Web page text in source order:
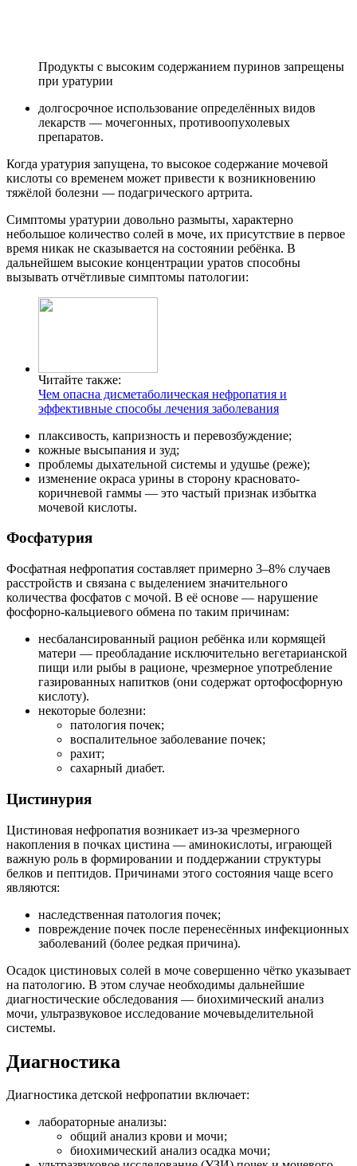
Продукты с высоким содержанием пуринов запрещены
при уратурии
долгосрочное использование определённых видов
лекарств — мочегонных, противоопухолевых
препаратов.
Когда уратурия запущена, то высокое содержание мочевой
кислоты со временем может привести к возникновению
тяжёлой болезни — подагрического артрита.
Симптомы уратурии довольно размыты, характерно
небольшое количество солей в моче, их присутствие в первое
время никак не сказывается на состоянии ребёнка. В
дальнейшем высокие концентрации уратов способны
вызывать отчётливые симптомы патологии:
Читайте также:
Чем опасна дисметаболическая нефропатия и
эффективные способы лечения заболевания
плаксивость, капризность и перевозбуждение;
кожные высыпания и зуд;
проблемы дыхательной системы и удушье (реже);
изменение окраса урины в сторону красновато-
коричневой гаммы — это частый признак избытка
мочевой кислоты.
Фосфатурия
Фосфатная нефропатия составляет примерно 3–8% случаев
расстройств и связана с выделением значительного
количества фосфатов с мочой. В её основе — нарушение
фосфорно-кальциевого обмена по таким причинам:
несбалансированный рацион ребёнка или кормящей
матери — преобладание исключительно вегетарианской
пищи или рыбы в рационе, чрезмерное употребление
газированных напитков (они содержат ортофосфорную
кислоту).
некоторые болезни:
патология почек;
воспалительное заболевание почек;
рахит;
сахарный диабет.
Цистинурия
Цистиновая нефропатия возникает из-за чрезмерного
накопления в почках цистина — аминокислоты, играющей
важную роль в формировании и поддержании структуры
белков и пептидов. Причинами этого состояния чаще всего
являются:
наследственная патология почек;
повреждение почек после перенесённых инфекционных
заболеваний (более редкая причина).
Осадок цистиновых солей в моче совершенно чётко указывает
на патологию. В этом случае необходимы дальнейшие
диагностические обследования — биохимический анализ
мочи, ультразвуковое исследование мочевыделительной
системы.
Диагностика
Диагностика детской нефропатии включает:
лабораторные анализы:
общий анализ крови и мочи;
биохимический анализ осадка мочи;